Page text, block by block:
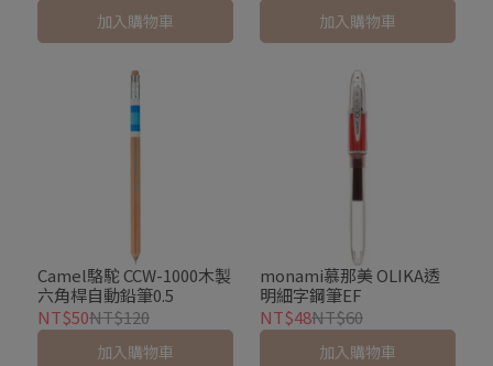
加入購物車 加入購物車
Camel駱駝 CCW-1000木製
六角桿自動鉛筆0.5
NT$50NT$120
加入購物車
monami慕那美 OLIKA透
明細字鋼筆EF
NT$48NT$60
加入購物車